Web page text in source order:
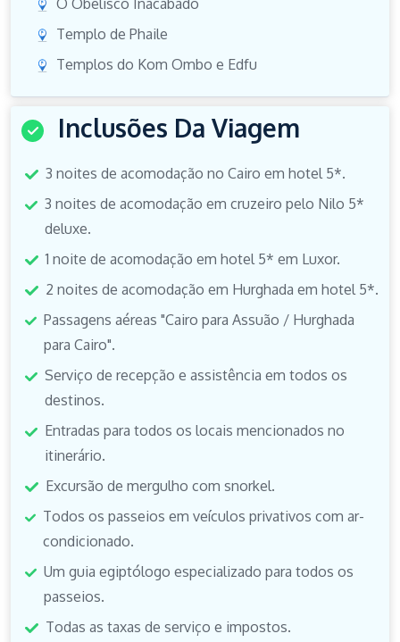
O Obelisco Inacabado
Templo de Phaile
Templos do Kom Ombo e Edfu
Inclusões Da Viagem
3 noites de acomodação no Cairo em hotel 5*.
3 noites de acomodação em cruzeiro pelo Nilo 5*
deluxe.
1 noite de acomodação em hotel 5* em Luxor.
2 noites de acomodação em Hurghada em hotel 5*.
Passagens aéreas "Cairo para Assuão / Hurghada
para Cairo".
Serviço de recepção e assistência em todos os
destinos.
Entradas para todos os locais mencionados no
itinerário.
Excursão de mergulho com snorkel.
Todos os passeios em veículos privativos com ar-
condicionado.
Um guia egiptólogo especializado para todos os
passeios.
Todas as taxas de serviço e impostos.